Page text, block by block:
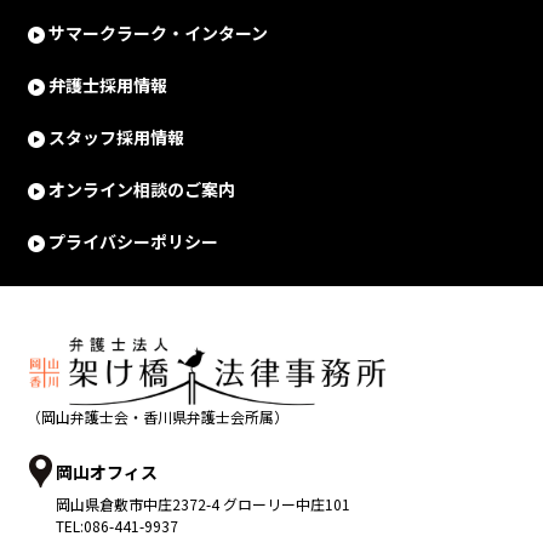
サマークラーク・インターン
弁護士採用情報
スタッフ採用情報
オンライン相談のご案内
プライバシーポリシー
（岡山弁護士会・香川県弁護士会所属）
岡山オフィス
岡山県倉敷市中庄2372-4 グローリー中庄101
TEL:086-441-9937